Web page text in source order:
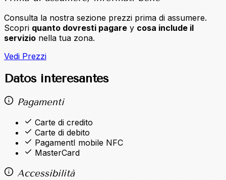
Consulta la nostra sezione prezzi prima di assumere.
Scopri quanto dovresti pagare y cosa include il
servizio nella tua zona.
Vedi Prezzi
Datos interesantes
Pagamenti
Carte di credito
Carte di debito
PagamentI mobile NFC
MasterCard
Accessibilità